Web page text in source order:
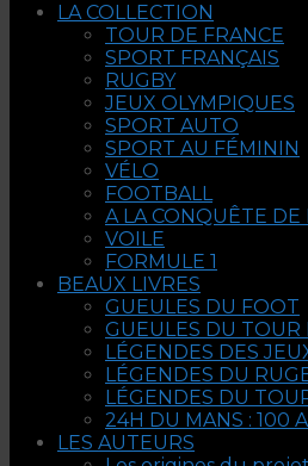
LA COLLECTION
TOUR DE FRANCE
SPORT FRANÇAIS
RUGBY
JEUX OLYMPIQUES
SPORT AUTO
SPORT AU FÉMININ
VÉLO
FOOTBALL
A LA CONQUÊTE DE
VOILE
FORMULE 1
BEAUX LIVRES
GUEULES DU FOOT
GUEULES DU TOUR
LÉGENDES DES
LÉGENDES DU
LÉGENDES DU
24H DU MANS : 100
LES AUTEURS